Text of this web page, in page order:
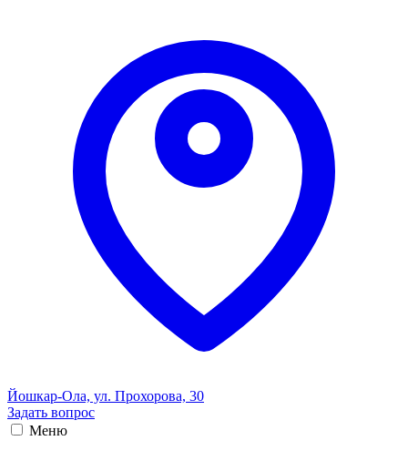
Йошкар-Ола, ул. Прохорова, 30
Задать вопрос
Меню